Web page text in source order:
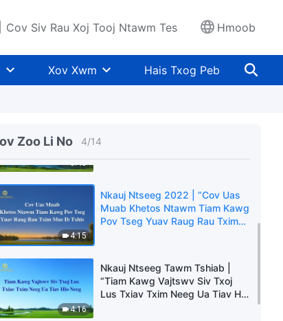
Cov Siv Rau Xoj Tooj Ntawm Tes Hmoob
Xov Xwm Hais Txog Peb
Zoo Li No 4/14
2022 | “Kev Caum Raws Khetos
Yog Raug Npaj los ntawm
Vajtswv”
3:45
Los”
4:15
Nkauj Ntseeg 2022 | “Cov Uas
Muab Khetos Ntawm Tiam Kawg
Pov Tseg Yuav Raug Rau Txim
4:16
Nkauj Ntseeg Tawm Tshiab |
“Tiam Kawg Vajtswv Siv Txoj
Lus Txiav Txim Neeg Ua Tiav Hlo